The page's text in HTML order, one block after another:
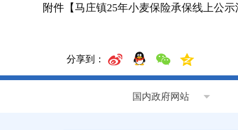
附件【马庄镇25年小麦保险承保线上公示
分享到：
国内政府网站